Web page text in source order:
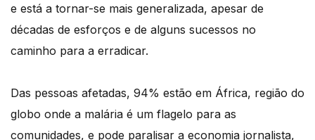
e está a tornar-se mais generalizada, apesar de
décadas de esforços e de alguns sucessos no
caminho para a erradicar.
Das pessoas afetadas, 94% estão em África, região do
globo onde a malária é um flagelo para as
comunidades, e pode paralisar a economia jornalista,